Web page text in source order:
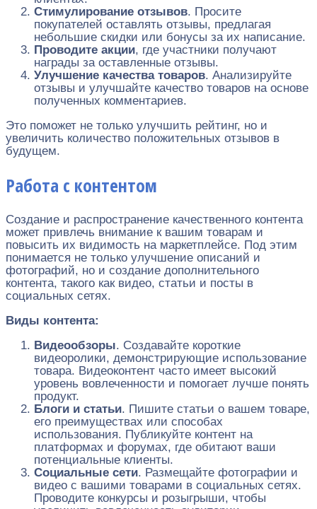
Стимулирование отзывов. Просите
покупателей оставлять отзывы, предлагая
небольшие скидки или бонусы за их написание.
Проводите акции, где участники получают
награды за оставленные отзывы.
Улучшение качества товаров. Анализируйте
отзывы и улучшайте качество товаров на основе
полученных комментариев.
Это поможет не только улучшить рейтинг, но и
увеличить количество положительных отзывов в
будущем.
Работа с контентом
Создание и распространение качественного контента
может привлечь внимание к вашим товарам и
повысить их видимость на маркетплейсе. Под этим
понимается не только улучшение описаний и
фотографий, но и создание дополнительного
контента, такого как видео, статьи и посты в
социальных сетях.
Виды контента:
Видеообзоры. Создавайте короткие
видеоролики, демонстрирующие использование
товара. Видеоконтент часто имеет высокий
уровень вовлеченности и помогает лучше понять
продукт.
Блоги и статьи. Пишите статьи о вашем товаре,
его преимуществах или способах
использования. Публикуйте контент на
платформах и форумах, где обитают ваши
потенциальные клиенты.
Социальные сети. Размещайте фотографии и
видео с вашими товарами в социальных сетях.
Проводите конкурсы и розыгрыши, чтобы